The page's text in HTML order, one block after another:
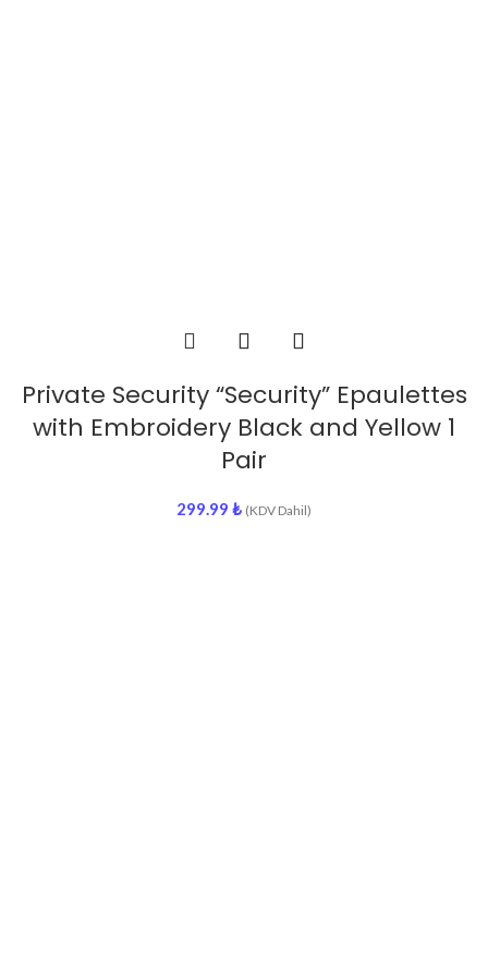
Private Security “Security” Epaulettes
with Embroidery Black and Yellow 1
Pair
299.99 ₺ (KDV Dahil)